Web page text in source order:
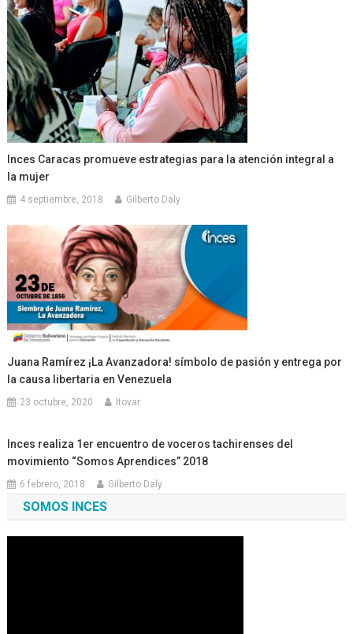
Inces Caracas promueve estrategias para la atención integral a
la mujer
4 septiembre, 2018 Gilberto Daly
Juana Ramírez ¡La Avanzadora! símbolo de pasión y entrega por
la causa libertaria en Venezuela
23 octubre, 2020 ltovar
Inces realiza 1er encuentro de voceros tachirenses del
movimiento “Somos Aprendices” 2018
6 febrero, 2018 Gilberto Daly
SOMOS INCES